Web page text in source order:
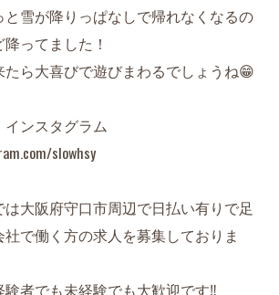
雪が降りっぱなしで帰れなくなるの
ってました！
ら大喜びで遊びまわるでしょうね😁
ンスタグラム
slowhsy
大阪府守口市周辺で日払い有りで足
で働く方の求人を募集しておりま
者でも未経験でも大歓迎です‼︎